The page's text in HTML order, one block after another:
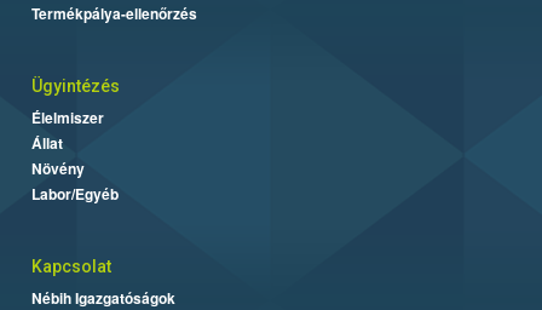
Termékpálya-ellenőrzés
Ügyintézés
Élelmiszer
Állat
Növény
Labor/Egyéb
Kapcsolat
Nébih Igazgatóságok